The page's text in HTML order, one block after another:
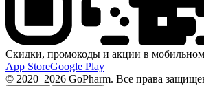
Скидки, промокоды и акции в
App StoreGoogle Play
© 2020–2026 GoPharm. Все права